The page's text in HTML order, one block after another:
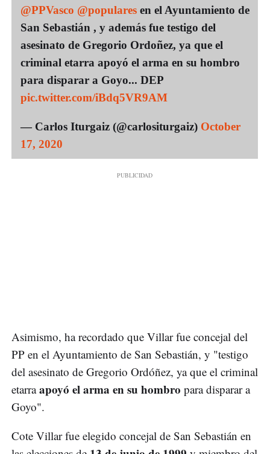
@PPVasco @populares en el Ayuntamiento de
San Sebastián , y además fue testigo del
asesinato de Gregorio Ordoñez, ya que el
criminal etarra apoyó el arma en su hombro
para disparar a Goyo... DEP
pic.twitter.com/iBdq5VR9AM
— Carlos Iturgaiz (@carlositurgaiz) October
17, 2020
Asimismo, ha recordado que Villar fue concejal del
PP en el Ayuntamiento de San Sebastián, y "testigo
del asesinato de Gregorio Ordóñez, ya que el criminal
etarraapoyó el arma en su hombro para disparar a
Goyo".
Cote Villar fue elegido concejal de San Sebastián en